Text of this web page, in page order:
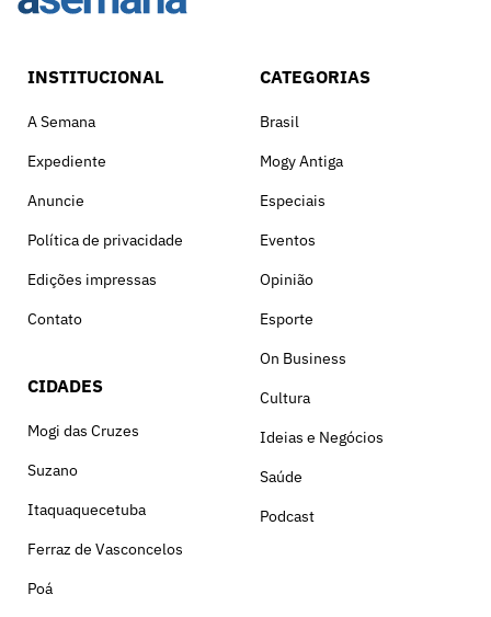
INSTITUCIONAL
A Semana
Expediente
Anuncie
Política de privacidade
Edições impressas
Contato
CIDADES
Mogi das Cruzes
Suzano
Itaquaquecetuba
Ferraz de Vasconcelos
Poá
CATEGORIAS
Brasil
Mogy Antiga
Especiais
Eventos
Opinião
Esporte
On Business
Cultura
Ideias e Negócios
Saúde
Podcast